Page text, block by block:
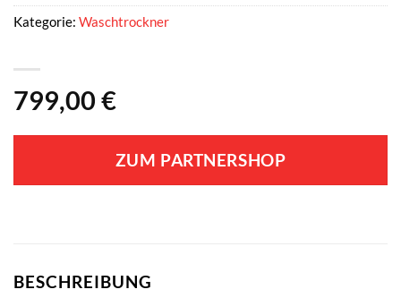
799,00 €
ZUM PARTNERSHOP
Kategorie: Waschtrockner
BESCHREIBUNG